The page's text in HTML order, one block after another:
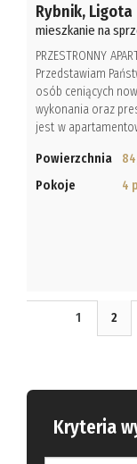
Rybnik, Ligota
mieszkanie na
PRZESTRONNY
Przedstawiam
osób ceniących
wykonania oraz
jest w
Powierzchnia
Pokoje
4
1 2
Kryteria